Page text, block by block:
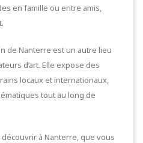
en famille ou entre amis,
de Nanterre est un autre lieu
d’art. Elle expose des
locaux et internationaux,
tout au long de
à Nanterre, que vous